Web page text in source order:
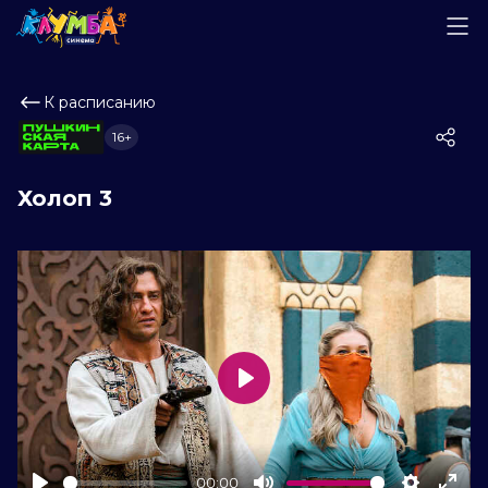
К расписанию
Холоп 3
16+
00:00
Play